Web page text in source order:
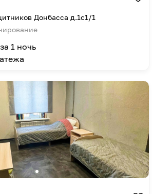
question
the
keyboard
shortcuts
for
changing
dates.
the
get
the
keyboard
shortcuts
for
changing
dates.
Донбасса д.1с1/1
1 ночь